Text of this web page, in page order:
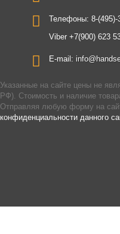
Телефоны: 8-
Viber +7(900) 623
E-mail:
Указанные на сайте цены не
РФ). Стоимость и наличие
Отправляя любую форму на
конфиденциальности данного